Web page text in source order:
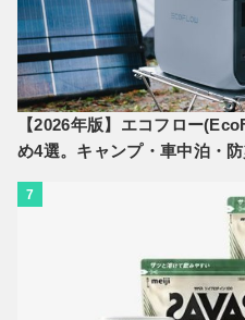
【2026年版】エコフロー
め4選。キャンプ・車中泊・
7